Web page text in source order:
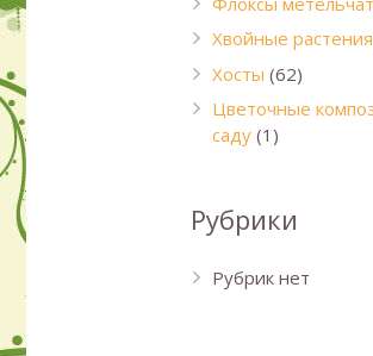
Хвойные растения
Хосты (62)
Цветочные
саду (1)
Рубрики
Рубрик нет